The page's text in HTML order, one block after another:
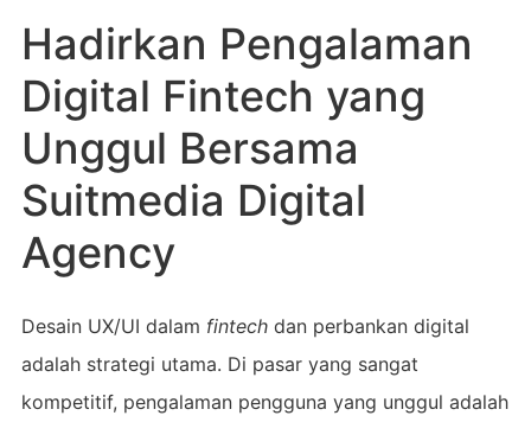
Hadirkan Pengalaman
Digital Fintech yang
Unggul Bersama
Suitmedia Digital
Agency
Desain UX/UI dalam fintechdan perbankan digital
adalah strategi utama. Di pasar yang sangat
kompetitif, pengalaman pengguna yang unggul adalah